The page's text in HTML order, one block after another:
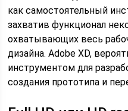
как самостоятельный
захватив функционал
охватывающих весь
дизайна. Adobe XD,
инструментом для
создания прототипа и